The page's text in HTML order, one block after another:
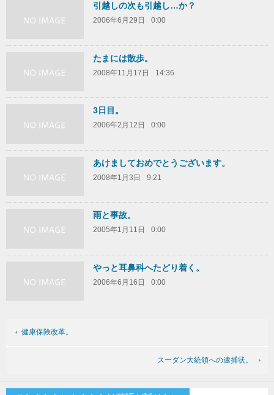
引越しの次も引越し…か？
2006年6月29日 0:00
たまには散歩。
2008年11月17日 14:36
3日目。
2006年2月12日 0:00
あけましておめでとうございます。
2008年1月3日 9:21
雨と事故。
2005年1月11日 0:00
やっと耳鼻科へたどり着く。
2006年6月16日 0:00
健康保険改革。
スーダン大統領への逮捕状。